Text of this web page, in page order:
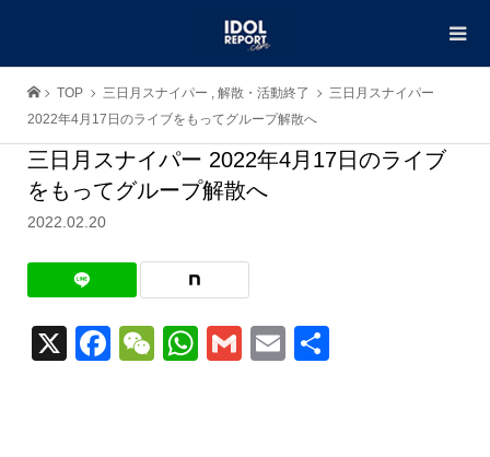
TOP 三日月スナイパー , 解散・活動終了
三日月スナイパー
2022年4月17日のライブをもってグループ解散へ
三日月スナイパー 2022年4月17日のライブ
をもってグループ解散へ
2022.02.20
X Facebook
WeChat
WhatsApp
GmailEmail